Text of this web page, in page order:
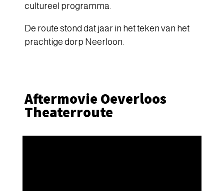
cultureel programma.
De route stond dat jaar in het teken van het
prachtige dorp Neerloon.
Aftermovie Oeverloos
Theaterroute